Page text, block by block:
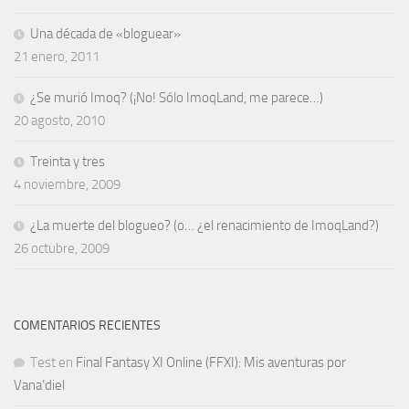
Una década de «bloguear»
21 enero, 2011
¿Se murió Imoq? (¡No! Sólo ImoqLand, me parece…)
20 agosto, 2010
Treinta y tres
4 noviembre, 2009
¿La muerte del blogueo? (o… ¿el renacimiento de ImoqLand?)
26 octubre, 2009
COMENTARIOS RECIENTES
Test en Final Fantasy XI Online (FFXI): Mis aventuras por
Vana’diel